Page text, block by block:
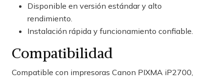
Disponible en versión estándar y alto
rendimiento.
Instalación rápida y funcionamiento confiable.
Compatibilidad
Compatible con impresoras Canon PIXMA iP2700,